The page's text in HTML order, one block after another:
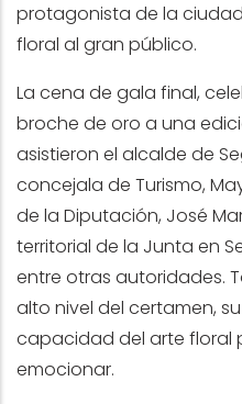
protagonista de la
floral al gran público.
La cena de gala final,
broche de oro a una
asistieron el alcalde de
concejala de Turismo,
de la Diputación, José
territorial de la Junta en
entre otras autoridades.
alto nivel del certamen,
capacidad del arte floral
emocionar.